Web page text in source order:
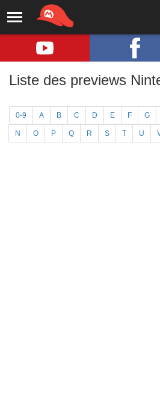
Liste des previews
0-9 A B C D E F G
N O P Q R S T U